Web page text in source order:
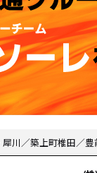
川／築上町椎田／